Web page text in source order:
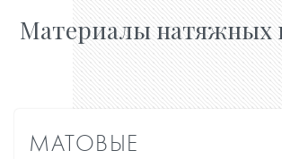
Материалы натяжных
МАТОВЫЕ